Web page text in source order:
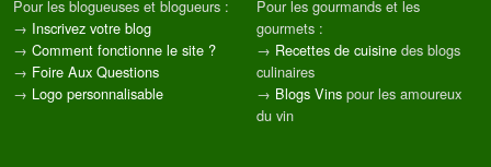
Pour les blogueuses et blogueurs :
→ Inscrivez votre blog
→ Comment fonctionne le site ?
→ Foire Aux Questions
→ Logo personnalisable
Pour les gourmands et les
gourmets :
→ Recettes de cuisine des blogs
culinaires
→ Blogs Vins pour les amoureux
du vin